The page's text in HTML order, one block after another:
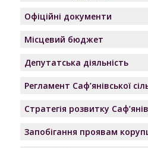
Офіційні документи
Місцевий бюджет
Депутатська діяльність
Регламент Саф’янівської
Стратегія розвитку
Запобігання проявам